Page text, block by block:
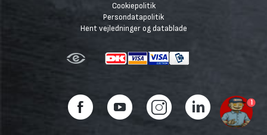
Cookiepolitik
Persondatapolitik
Hent vejledninger og datablade
1